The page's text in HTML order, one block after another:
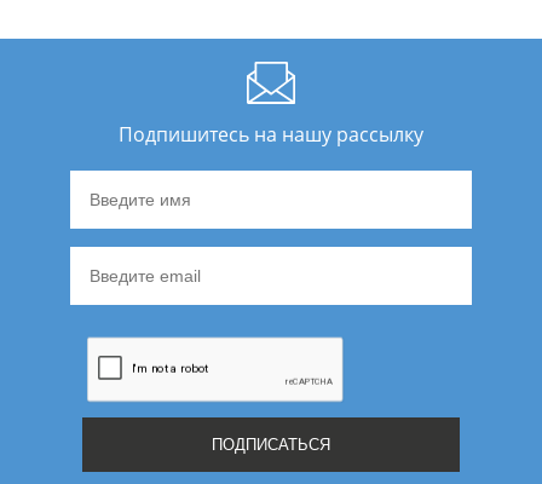
Подпишитесь на нашу рассылку